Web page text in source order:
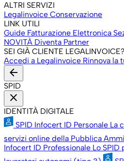
ALTRI SERVIZI
Legalinvoice Conservazione
LINK UTILI
Guide Fatturazione Elettronica
NOVITÀ Diventa Partner
SEI GIÀ CLIENTE LEGALINVOICE?
Accedi a Legalinvoice Rinnova la
arrow_back
SPID
close
IDENTITÀ DIGITALE
SPID Infocert ID Personale La
servizi online della Pubblica
Infocert ID Professionale Lo